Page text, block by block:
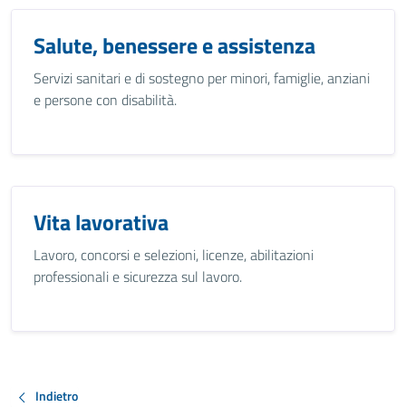
Salute, benessere e assistenza
Servizi sanitari e di sostegno per minori, famiglie, anziani
e persone con disabilità.
Vita lavorativa
Lavoro, concorsi e selezioni, licenze, abilitazioni
professionali e sicurezza sul lavoro.
Indietro